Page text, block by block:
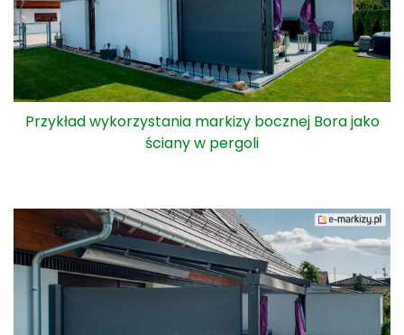
Przykład wykorzystania markizy bocznej Bora jako
ściany w pergoli